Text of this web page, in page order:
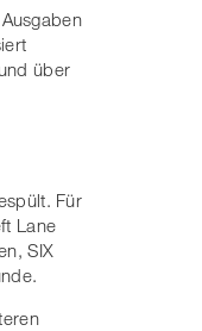
über
Für
Lane
SIX